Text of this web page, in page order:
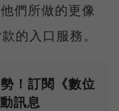
們所做的更像
的入口服務。
！訂閱《數位
訊息